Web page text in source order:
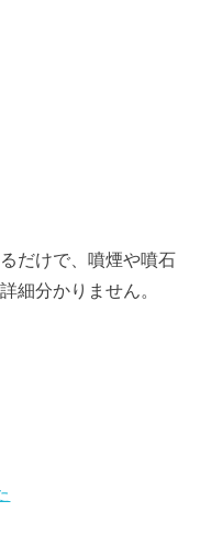
だけで、噴煙や噴石
細分かりません。